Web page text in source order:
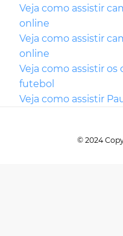
Veja como assistir
online
Veja como assistir
online
Veja como assistir
futebol
Veja como assistir
© 2024